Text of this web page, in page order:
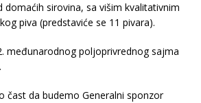
domaćih sirovina, sa višim kvalitativnim
piva (predstaviće se 11 pivara).
međunarodnog poljoprivrednog sajma
čast da budemo Generalni sponzor